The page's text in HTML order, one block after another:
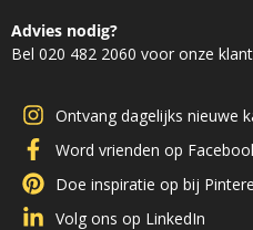
Advies nodig?
Bel 020 482 2060 voor onze
Ontvang dagelijks nieuwe
Word vrienden op
Doe inspiratie op bij
Volg ons op LinkedIn